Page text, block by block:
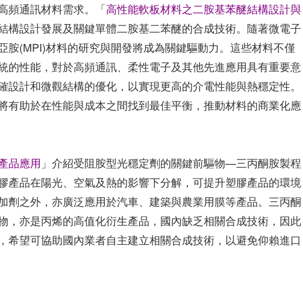
頻通訊材料需求。「高性能軟板材料之二胺基苯醚結構設計與
構設計發展及關鍵單體二胺基二苯醚的合成技術。隨著微電子
胺(MPI)材料的研究與開發將成為關鍵驅動力。這些材料不僅
的性能，對於高頻通訊、柔性電子及其他先進應用具有重要意
計和微觀結構的優化，以實現更高的介電性能與熱穩定性。
有助於在性能與成本之間找到最佳平衡，推動材料的商業化應
品應用 」介紹受阻胺型光穩定劑的關鍵前驅物—三丙酮胺製程
產品在陽光、空氣及熱的影響下分解，可提升塑膠產品的環境
劑之外，亦廣泛應用於汽車、建築與農業用膜等產品。三丙酮
，亦是丙烯的高值化衍生產品，國內缺乏相關合成技術，因此
希望可協助國內業者自主建立相關合成技術，以避免仰賴進口